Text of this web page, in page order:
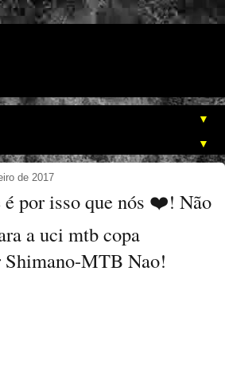
▼
▼
de 2017
por isso que nós ❤️! Não
a uci mtb copa
Shimano-MTB Nao!